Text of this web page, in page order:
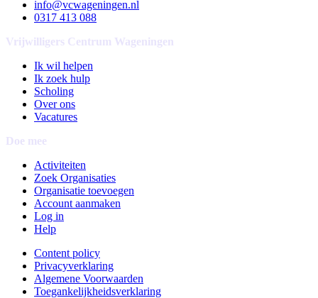
info@vcwageningen.nl
0317 413 088
Vrijwilligers Centrum Wageningen
Ik wil helpen
Ik zoek hulp
Scholing
Over ons
Vacatures
Doe mee
Activiteiten
Zoek Organisaties
Organisatie toevoegen
Account aanmaken
Log in
Help
Content policy
Privacyverklaring
Algemene Voorwaarden
Toegankelijkheidsverklaring